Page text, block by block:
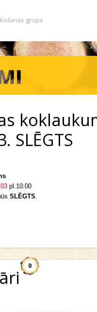
grupa
SLĒGTS
pl.10:00
SLĒGTS.
0